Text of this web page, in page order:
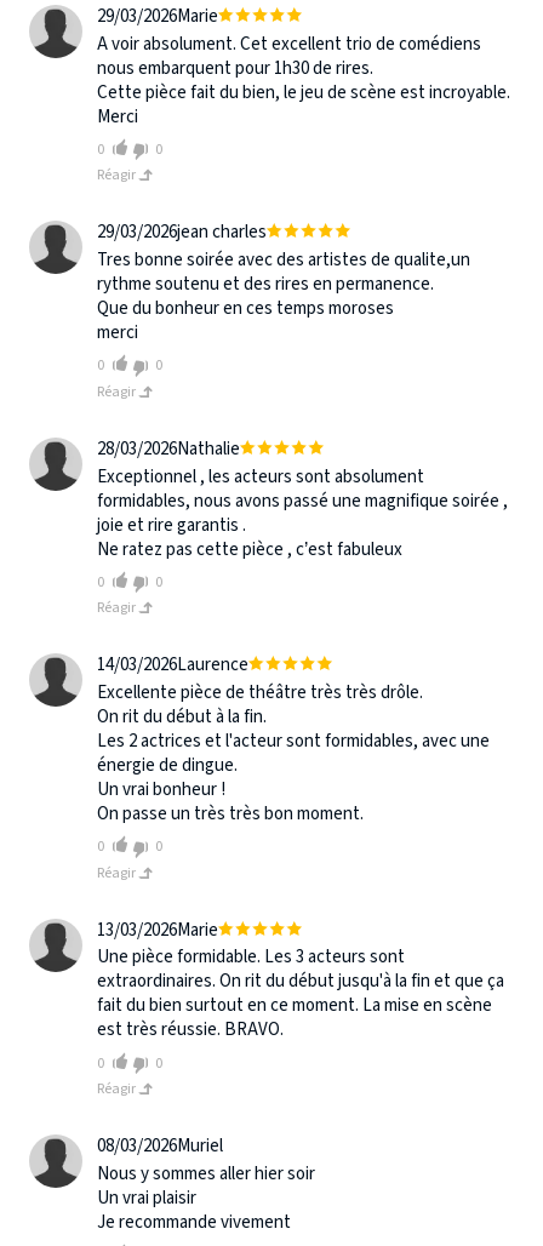
29/03/2026Marie
A voir absolument. Cet excellent trio de comédiens
nous embarquent pour 1h30 de rires.
Cette pièce fait du bien, le jeu de scène est incroyable.
Merci
0
0
Réagir
29/03/2026jean charles
Tres bonne soirée avec des artistes de qualite,un
rythme soutenu et des rires en permanence.
Que du bonheur en ces temps moroses
merci
0
0
Réagir
28/03/2026Nathalie
Exceptionnel , les acteurs sont absolument
formidables, nous avons passé une magnifique soirée ,
joie et rire garantis .
Ne ratez pas cette pièce , c’est fabuleux
0
0
Réagir
14/03/2026Laurence
Excellente pièce de théâtre très très drôle.
On rit du début à la fin.
Les 2 actrices et l'acteur sont formidables, avec une
énergie de dingue.
Un vrai bonheur !
On passe un très très bon moment.
0
0
Réagir
13/03/2026Marie
Une pièce formidable. Les 3 acteurs sont
extraordinaires. On rit du début jusqu'à la fin et que ça
fait du bien surtout en ce moment. La mise en scène
est très réussie. BRAVO.
0
0
Réagir
08/03/2026Muriel
Nous y sommes aller hier soir
Un vrai plaisir
Je recommande vivement